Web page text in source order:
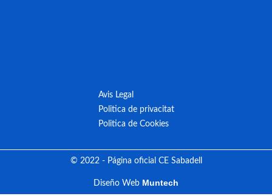
Avis Legal
Politica de privacitat
Politica de Cookies
© 2022 - Página oficial CE Sabadell
Diseño Web Muntech